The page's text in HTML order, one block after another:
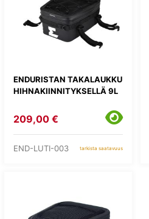
ENDURISTAN TAKALAUKKU
HIHNAKIINNITYKSELLÄ 9L
209,00 €
END-LUTI-003 tarkista saatavuus